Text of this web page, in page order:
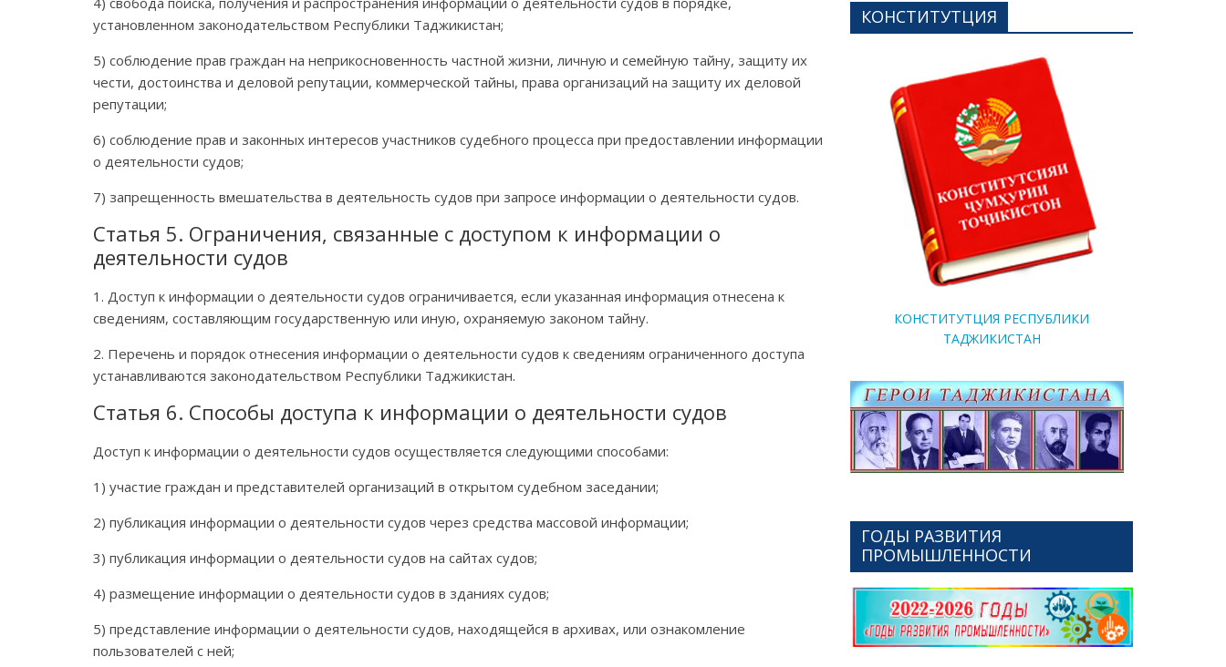
установленном законодательством Республики Таджикистан;
5) соблюдение прав граждан на неприкосновенность частной жизни, личную и семейную тайну, защиту их
чести, достоинства и деловой репутации, коммерческой тайны, права организаций на защиту их деловой
репутации;
6) соблюдение прав и законных интересов участников судебного процесса при предоставлении информации
о деятельности судов;
7) запрещенность вмешательства в деятельность судов при запросе информации о деятельности судов.
Статья 5. Ограничения, связанные с доступом к информации о
деятельности судов
1. Доступ к информации о деятельности судов ограничивается, если указанная информация отнесена к
сведениям, составляющим государственную или иную, охраняемую законом тайну.
2. Перечень и порядок отнесения информации о деятельности судов к сведениям ограниченного доступа
устанавливаются законодательством Республики Таджикистан.
Статья 6. Способы доступа к информации о деятельности судов
Доступ к информации о деятельности судов осуществляется следующими способами:
1) участие граждан и представителей организаций в открытом судебном заседании;
2) публикация информации о деятельности судов через средства массовой информации;
3) публикация информации о деятельности судов на сайтах судов;
4) размещение информации о деятельности судов в зданиях судов;
5) представление информации о деятельности судов, находящейся в архивах, или ознакомление
пользователей с ней;
КОНСТИТУТЦИЯ
КОНСТИТУТЦИЯ РЕСПУБЛИКИ
ТАДЖИКИСТАН
ГОДЫ РАЗВИТИЯ
ПРОМЫШЛЕННОСТИ